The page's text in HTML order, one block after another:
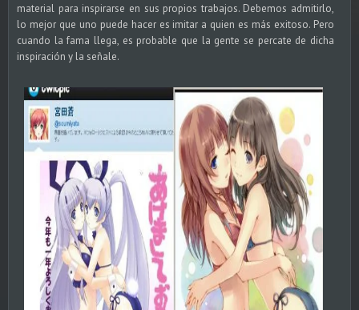
material para inspirarse en sus propios trabajos. Debemos admitirlo,
lo mejor que uno puede hacer es imitar a quien es más exitoso. Pero
cuando la fama llega, es probable que la gente se percate de dicha
inspiración y la señale.